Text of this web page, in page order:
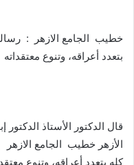
خطيب الجامع الازهر : رسالة
بتعدد أعراقه، وتنوع معتقداته
قال الدكتور الأستاذ
الأزهر خطيب الجامع الازهر
كله بتعدد أعراقه، وتنوع